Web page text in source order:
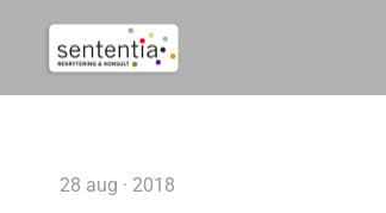
28 aug · 2018